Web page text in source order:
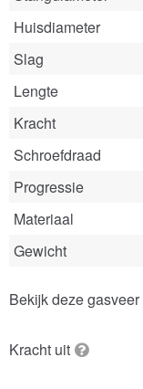
Huisdiameter
Slag
Lengte
Kracht
Schroefdraad
Progressie
Materiaal
Gewicht
Bekijk deze gasveer
Kracht uit